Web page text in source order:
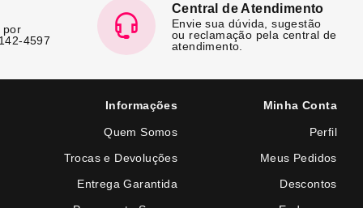
por
4597
Central de Atendimento
Envie sua dúvida, sugestão
ou reclamação pela central de
atendimento.
Informações
Quem Somos
Trocas e Devoluções
Entrega Garantida
Minha Conta
Perfil
Meus Pedidos
Descontos